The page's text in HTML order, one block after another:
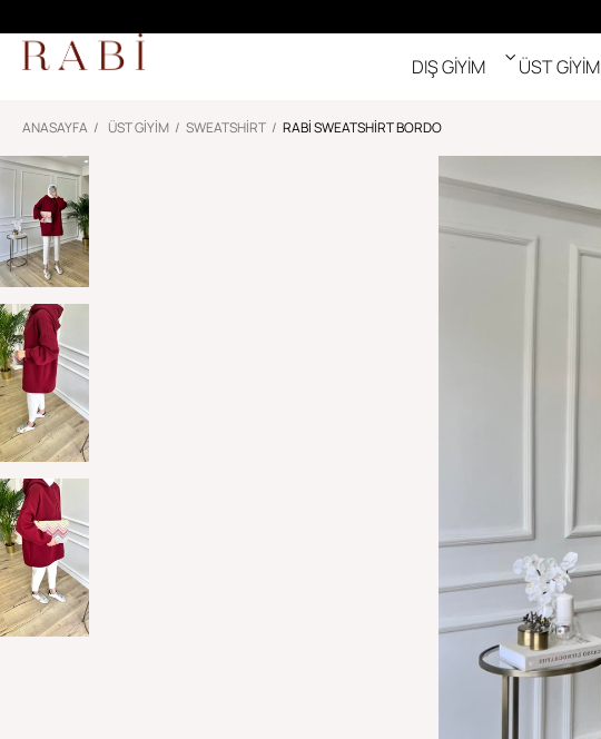
DIŞ GİYİM ÜST GİYİM
ANASAYFA ÜST GİYİM SWEATSHIRT RABI SWEATSHIRT BORDO